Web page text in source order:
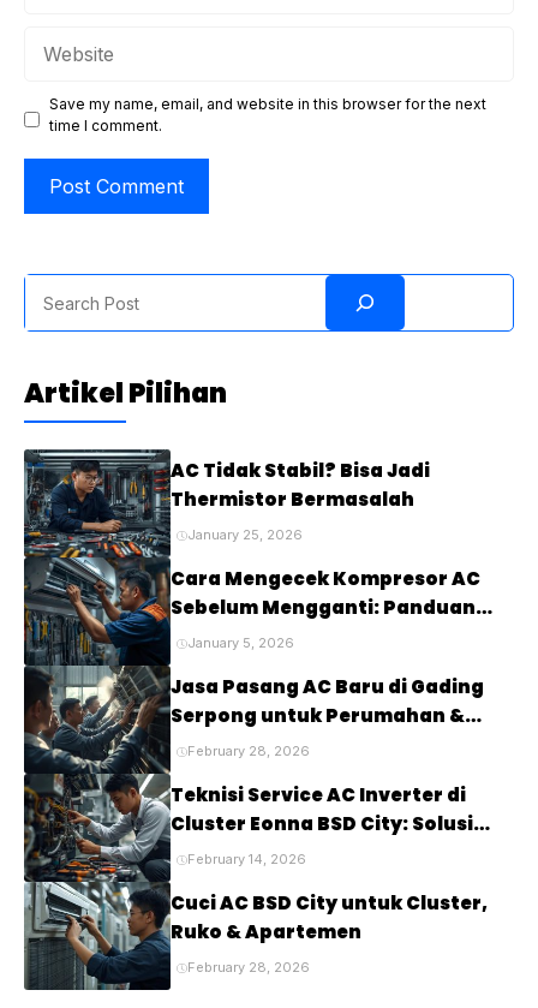
Save my name, email, and website in this browser for the next
time I comment.
Artikel Pilihan
AC Tidak Stabil? Bisa Jadi
Thermistor Bermasalah
January 25, 2026
Cara Mengecek Kompresor AC
Sebelum Mengganti: Panduan
Lengkap untuk Mendiagnosis
Anda
January 5, 2026
Jasa Pasang AC Baru di Gading
Serpong untuk Perumahan &
Cluster Elite
February 28, 2026
Teknisi Service AC Inverter di
Cluster Eonna BSD City: Solusi
Tepat untuk Kenyamanan Rumah
February 14, 2026
Cuci AC BSD City untuk Cluster,
Ruko & Apartemen
February 28, 2026